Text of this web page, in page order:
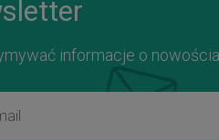
informacje o